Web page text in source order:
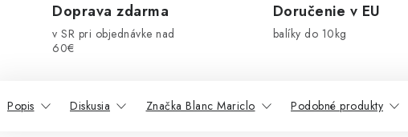
Doprava zdarma
v SR pri objednávke nad
60€
Doručenie v EU
balíky do 10kg
Popis Diskusia Značka Blanc Mariclo Podobné produkty